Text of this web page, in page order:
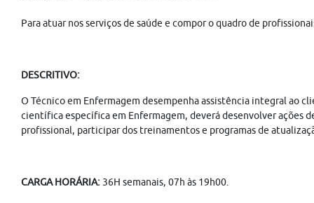
Para atuar nos serviços de saúde e compor o quadro de
DESCRITIVO:
O Técnico em Enfermagem desempenha assistência integral ao
científica específica em Enfermagem, deverá desenvolver ações
profissional, participar dos treinamentos e programas de
CARGA HORÁRIA: 36H semanais, 07h às 19h00.